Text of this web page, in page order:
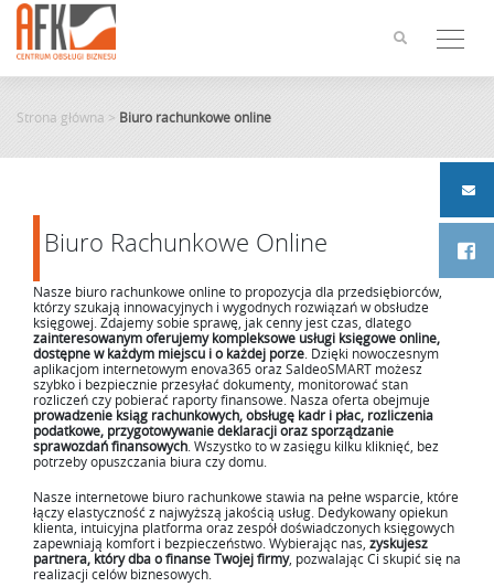
content
Strona główna > Biuro rachunkowe online
Biuro Rachunkowe Online
Nasze biuro rachunkowe online to propozycja dla przedsiębiorców,
którzy szukają innowacyjnych i wygodnych rozwiązań w obsłudze
księgowej. Zdajemy sobie sprawę, jak cenny jest czas, dlatego
zainteresowanym oferujemy kompleksowe usługi księgowe online,
dostępne w każdym miejscu i o każdej porze . Dzięki nowoczesnym
aplikacjom internetowym enova365 oraz SaldeoSMART możesz
szybko i bezpiecznie przesyłać dokumenty, monitorować stan
rozliczeń czy pobierać raporty finansowe. Nasza oferta obejmuje
prowadzenie ksiąg rachunkowych, obsługę kadr i płac, rozliczenia
podatkowe, przygotowywanie deklaracji oraz sporządzanie
sprawozdań finansowych . Wszystko to w zasięgu kilku kliknięć, bez
potrzeby opuszczania biura czy domu.
Nasze internetowe biuro rachunkowe stawia na pełne wsparcie, które
łączy elastyczność z najwyższą jakością usług. Dedykowany opiekun
klienta, intuicyjna platforma oraz zespół doświadczonych księgowych
zapewniają komfort i bezpieczeństwo. Wybierając nas, zyskujesz
partnera, który dba o finanse Twojej firmy, pozwalając Ci skupić się na
realizacji celów biznesowych.